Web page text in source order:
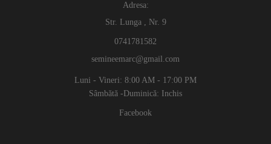
Adresa:
Str. Lunga , Nr. 9
0741781582
semineemarc@gmail.com
Luni - Vineri: 8:00 AM - 17:00 PM
Sâmbătă -Duminică: Inchis
Facebook